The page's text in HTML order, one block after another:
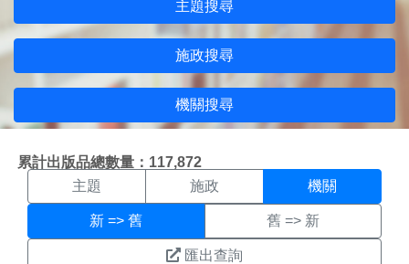
主題搜尋
施政搜尋
機關搜尋
累計出版品總數量：117,872
機關搜尋結果頁面
主題 施政 機關
新 => 舊 舊 => 新
匯出查詢